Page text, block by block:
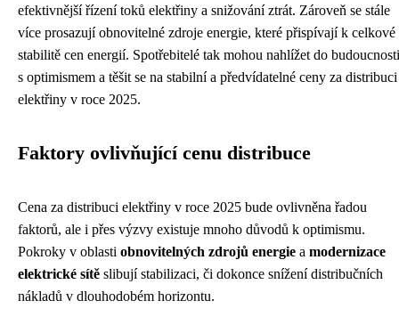
efektivnější řízení toků elektřiny a snižování ztrát. Zároveň se stále
více prosazují obnovitelné zdroje energie, které přispívají k celkové
stabilitě cen energií. Spotřebitelé tak mohou nahlížet do budoucnosti
s optimismem a těšit se na stabilní a předvídatelné ceny za distribuci
elektřiny v roce 2025.
Faktory ovlivňující cenu distribuce
Cena za distribuci elektřiny v roce 2025 bude ovlivněna řadou
faktorů, ale i přes výzvy existuje mnoho důvodů k optimismu.
Pokroky v oblasti obnovitelných zdrojů energie a modernizace
elektrické sítě slibují stabilizaci, či dokonce snížení distribučních
nákladů v dlouhodobém horizontu.